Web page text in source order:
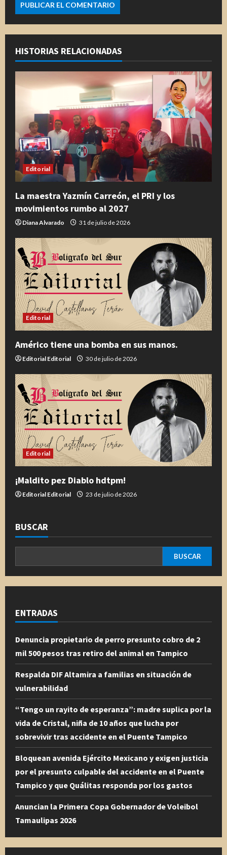
HISTORIAS RELACIONADAS
Editorial
La maestra Yazmín Carreón, el PRI y los
movimientos rumbo al 2027
Diana Alvarado 31 de julio de 2026
Editorial
Américo tiene una bomba en sus manos.
Editorial Editorial 30 de julio de 2026
Editorial
¡Maldito pez Diablo hdtpm!
Editorial Editorial 23 de julio de 2026
BUSCAR
BUSCAR
ENTRADAS
Denuncia propietario de perro presunto cobro de 2
mil 500 pesos tras retiro del animal en Tampico
Respalda DIF Altamira a familias en situación de
vulnerabilidad
“Tengo un rayito de esperanza”: madre suplica por la
vida de Cristal, niña de 10 años que lucha por
sobrevivir tras accidente en el Puente Tampico
Bloquean avenida Ejército Mexicano y exigen justicia
por el presunto culpable del accidente en el Puente
Tampico y que Quálitas responda por los gastos
Anuncian la Primera Copa Gobernador de Voleibol
Tamaulipas 2026